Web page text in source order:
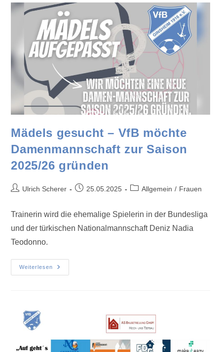
Mädels gesucht – VfB möchte
Damenmannschaft zur Saison
2025/26 gründen
Ulrich Scherer 25.05.2025 Allgemein / Frauen
Trainerin wird die ehemalige Spielerin in der Bundesliga
und der türkischen Nationalmannschaft Deniz Nadia
Teodonno.
Weiterlesen